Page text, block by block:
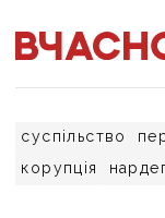
суспільство
корупція